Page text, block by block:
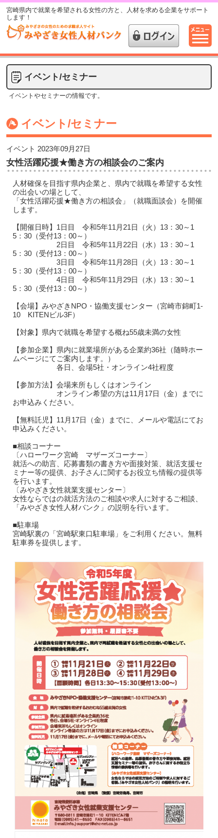
宮崎県内で就業を希望される女性の方と、人材を求める企業をサポート
します！
イベント/セミナー
イベントやセミナーの情報です。
イベント/セミナー
イベント 2023年09月27日
女性活躍応援★働き方の相談会のご案内
人材確保を目指す県内企業と、県内で就職を希望する女性
の出会いの場として、
「女性活躍応援★働き方の相談会」（就職面談会）を開催
します。
【開催日時】1日目 令和5年11月21日（火）13：30～1
5：30（受付13：00～）
2日目 令和5年11月22日（水）13：30～1
5：30（受付13：00～）
3日目 令和5年11月28日（火）13：30～1
5：30（受付13：00～）
4日目 令和5年11月29日（水）13：30～1
5：30（受付13：00～）
【会場】みやざきNPO・協働支援センター（宮崎市錦町1-
10 KITENビル3F）
【対象】県内で就職を希望する概ね55歳未満の女性
【参加企業】県内に就業場所がある企業約36社（随時ホー
ムページにてご案内します。）
各日、会場5社・オンライン4社程度
【参加方法】会場来所もしくはオンライン
オンライン希望の方は11月17日（金）までに
お申込みください。
【無料託児】11月17日（金）までに、メールや電話にてお
申込みください。
■相談コーナー
〔ハローワーク宮崎 マザーズコーナー〕
就活への助言、応募書類の書き方や面接対策、就活支援セ
ミナー等の提供、お子さんに関するお役立ち情報の提供等
を行います。
〔みやざき女性就業支援センター〕
女性ならではの就活方法のご相談や求人に対するご相談、
「みやざき女性人材バンク」の説明を行います。
■駐車場
宮崎駅裏の「宮崎駅東口駐車場」をご利用ください。無料
駐車券を提供します。